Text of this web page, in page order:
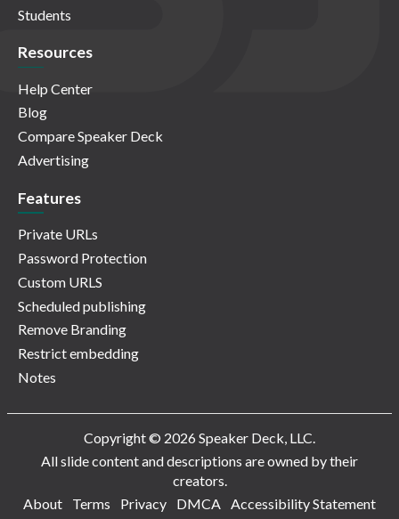
Students
Resources
Help Center
Blog
Compare Speaker Deck
Advertising
Features
Private URLs
Password Protection
Custom URLS
Scheduled publishing
Remove Branding
Restrict embedding
Notes
Copyright © 2026 Speaker Deck, LLC.
All slide content and descriptions are owned by their
creators.
About
Terms Privacy DMCA Accessibility Statement